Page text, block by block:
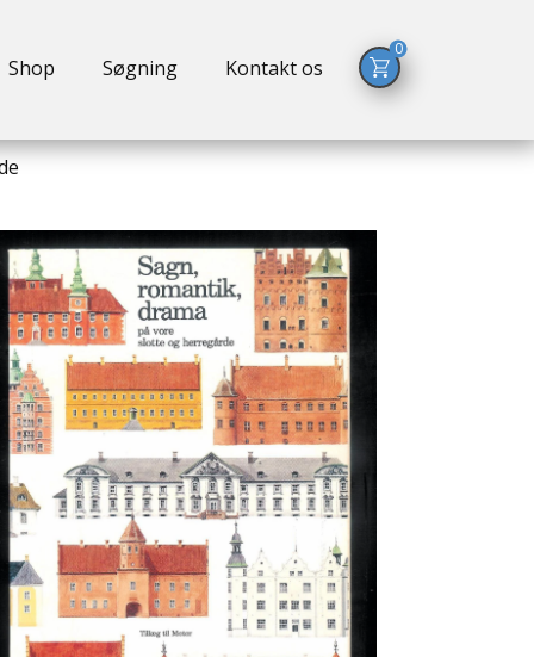
Shop Søgning Kontakt os
0